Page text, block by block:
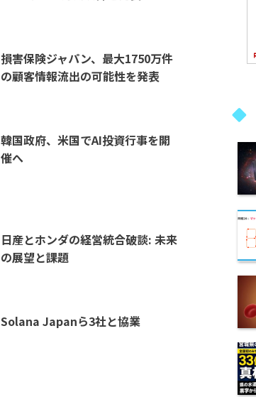
損害保険ジャパン、最大1750万件
の顧客情報流出の可能性を発表
韓国政府、米国でAI投資行事を開
催へ
日産とホンダの経営統合破談: 未来
の展望と課題
Solana Japanら3社と協業